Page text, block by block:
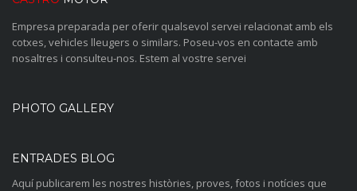
Empresa preparada per oferir qualsevol servei relacionat amb els
cotxes, vehicles lleugers o similars. Poseu-vos en contacte amb
nosaltres i consulteu-nos. Estem al vostre servei
PHOTO GALLERY
ENTRADES BLOG
Aquí publicarem les nostres històries, proves, fotos i notícies que